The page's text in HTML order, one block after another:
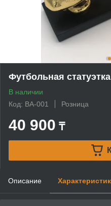
Футбольная
В наличии
Код: BA-001
Розница
40 900 ₸
Описание